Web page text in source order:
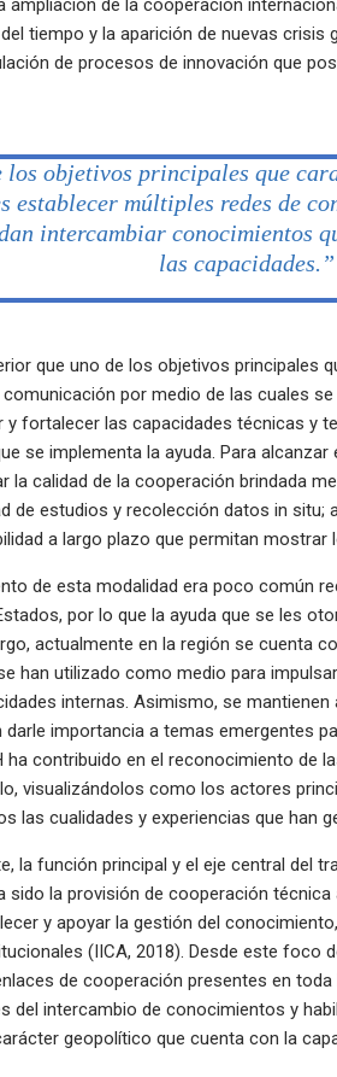
ampliación de la cooperación
tiempo y la aparición de nuevas crisis
de procesos de innovación que
objetivos principales que
establecer múltiples redes de
intercambiar conocimientos
las capacidades.”
que uno de los objetivos principales
por medio de las cuales
y fortalecer las capacidades técnicas y
se implementa la ayuda. Para
la calidad de la cooperación brindada
de estudios y recolección datos in situ;
a largo plazo que permitan
de esta modalidad era poco común
por lo que la ayuda que se les
actualmente en la región se cuenta
han utilizado como medio para
internas. Asimismo, se
darle importancia a temas emergentes
ha contribuido en el reconocimiento de
visualizándolos como los actores
las cualidades y experiencias que han
la función principal y el eje central del
sido la provisión de cooperación
y apoyar la gestión del
(IICA, 2018). Desde este foco
de cooperación presentes en
del intercambio de conocimientos y
geopolítico que cuenta con la